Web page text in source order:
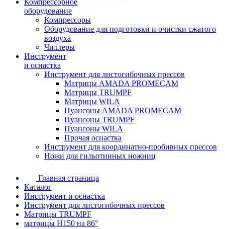
Компрессорное
оборудование
Компрессоры
Оборудование для подготовки и очистки сжатого
воздуха
Чиллеры
Инструмент
и оснастка
Инструмент для листогибочных прессов
Матрицы AMADA PROMECAM
Матрицы TRUMPF
Матрицы WILA
Пуансоны AMADA PROMECAM
Пуансоны TRUMPF
Пуансоны WILA
Прочая оснастка
Инструмент для координатно-пробивных прессов
Ножи для гильотинных ножниц
Главная страница
Каталог
Инструмент и оснастка
Инструмент для листогибочных прессов
Матрицы TRUMPF
матрицы H150 на 86°